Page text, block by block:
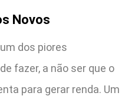
Novos
dos piores
fazer, a não ser que o
para gerar renda. Um